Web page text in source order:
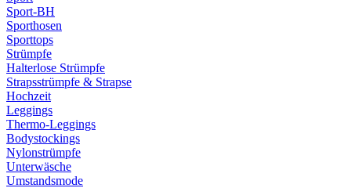
Sport-BH
Sporthosen
Sporttops
Strümpfe
Halterlose Strümpfe
Strapsstrümpfe & Strapse
Hochzeit
Leggings
Thermo-Leggings
Bodystockings
Nylonstrümpfe
Unterwäsche
Umstandsmode